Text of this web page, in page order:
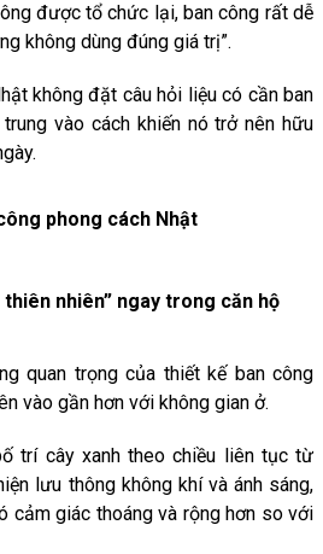
được tổ chức lại, ban công rất dễ
không dùng đúng giá trị”.
không đặt câu hỏi liệu có cần ban
vào cách khiến nó trở nên hữu
phong cách Nhật
nhiên” ngay trong căn hộ
quan trọng của thiết kế ban công
vào gần hơn với không gian ở.
trí cây xanh theo chiều liên tục từ
lưu thông không khí và ánh sáng,
cảm giác thoáng và rộng hơn so với